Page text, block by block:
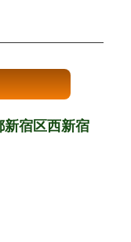
新宿区西新宿